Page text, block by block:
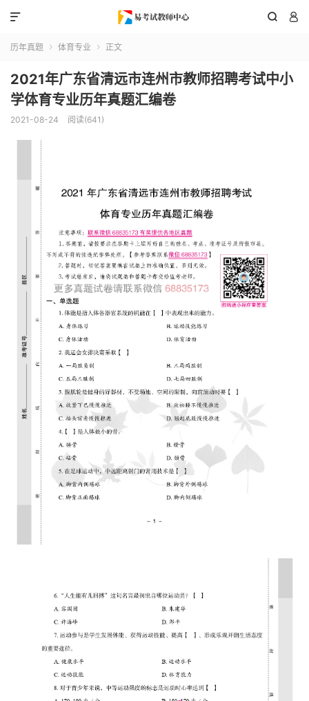
 

历年真题  体育专业  正文
2021年广东省清远市连州市教师招聘考试中小
学体育专业历年真题汇编卷
2021-08-24 阅读(641)